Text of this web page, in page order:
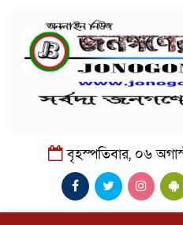
বৃহস্পতিবার, ০৬